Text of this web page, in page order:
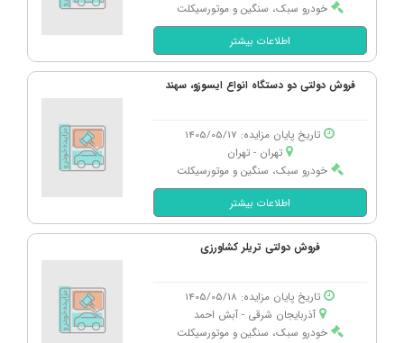
خودرو سبک، سنگین و موتورسیکلت
اطلاعات بیشتر
فروش دولتی دو دستگاه انواع ایسوزو، سهند
تاریخ پایان مزایده: 1405/05/17
تهران - تهران
خودرو سبک، سنگین و موتورسیکلت
اطلاعات بیشتر
فروش دولتی تریلر کشاورزی
تاریخ پایان مزایده: 1405/05/18
آذربایجان شرقی - آبش احمد
خودرو سبک، سنگین و موتورسیکلت